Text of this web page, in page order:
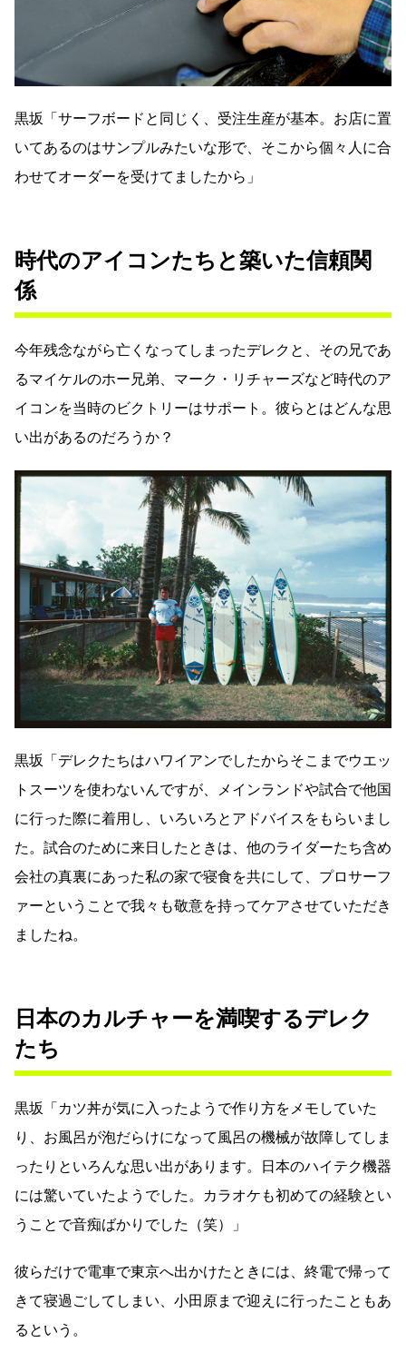
黒坂「サーフボードと同じく、受注生産が基本。お店に置
いてあるのはサンプルみたいな形で、そこから個々人に合
わせてオーダーを受けてましたから」
時代のアイコンたちと築いた信頼関
係
今年残念ながら亡くなってしまったデレクと、その兄であ
るマイケルのホー兄弟、マーク・リチャーズなど時代のア
イコンを当時のビクトリーはサポート。彼らとはどんな思
い出があるのだろうか？
黒坂「デレクたちはハワイアンでしたからそこまでウエッ
トスーツを使わないんですが、メインランドや試合で他国
に行った際に着用し、いろいろとアドバイスをもらいまし
た。試合のために来日したときは、他のライダーたち含め
会社の真裏にあった私の家で寝食を共にして、プロサーフ
ァーということで我々も敬意を持ってケアさせていただき
ましたね。
日本のカルチャーを満喫するデレク
たち
黒坂「カツ丼が気に入ったようで作り方をメモしていた
り、お風呂が泡だらけになって風呂の機械が故障してしま
ったりといろんな思い出があります。日本のハイテク機器
には驚いていたようでした。カラオケも初めての経験とい
うことで音痴ばかりでした（笑）」
彼らだけで電車で東京へ出かけたときには、終電で帰って
きて寝過ごしてしまい、小田原まで迎えに行ったこともあ
るという。